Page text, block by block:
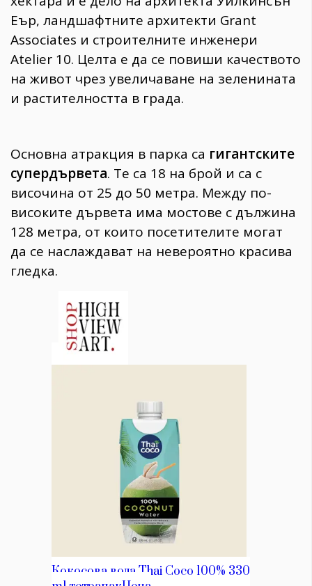
Еър, ландшафтните архитекти Grant
Associates и строителните инженери
Atelier 10. Целта е да се повиши качеството
на живот чрез увеличаване на зеленината
и растителността в града.
Основна атракция в парка са гигантските
супердървета. Те са 18 на брой и са с
височина от 25 до 50 метра. Между по-
високите дървета има мостове с дължина
128 метра, от които посетителите могат
да се наслаждават на невероятно красива
гледка.